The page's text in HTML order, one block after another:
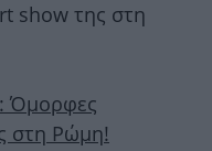
show της στη
Όμορφες
στη Ρώμη!